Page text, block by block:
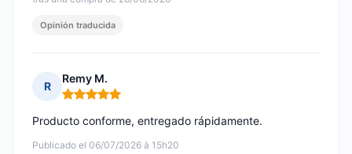
Opinión traducida
R
Remy M.
Nota: 5 de 5
Publicado el 06/07/2026 à 15h20
Producto conforme, entregado rápidamente.